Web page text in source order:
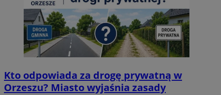
Kto odpowiada za drogę prywatną w
Orzeszu? Miasto wyjaśnia zasady